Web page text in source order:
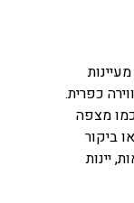
כפרית.
מצפה
ביקור
יינות